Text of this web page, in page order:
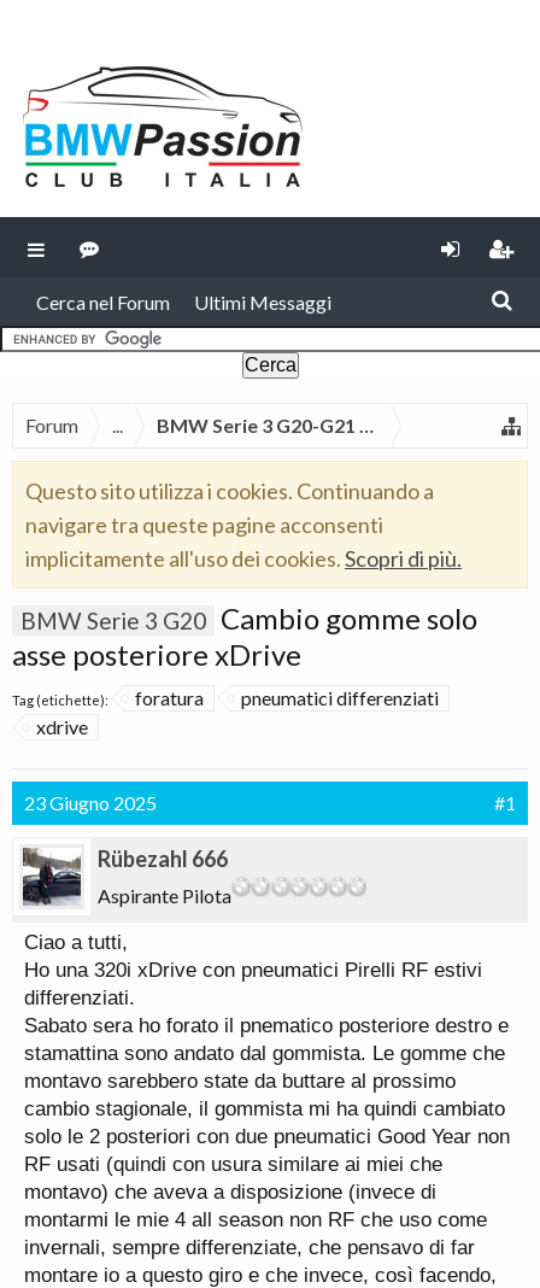
Cerca nel Forum Ultimi Messaggi
Forum ... BMW Serie 3 G20-G21 2019
Questo sito utilizza i cookies. Continuando a
navigare tra queste pagine acconsenti
implicitamente all'uso dei cookies.Scopri di più.
BMW Serie 3 G20 Cambio gomme solo
asse posteriore xDrive
Tag (etichette): foratura
pneumatici differenziati
xdrive
23 Giugno 2025 #1
Rübezahl 666
Aspirante Pilota
Ciao a tutti,
Ho una 320i xDrive con pneumatici Pirelli RF estivi
differenziati.
Sabato sera ho forato il pnematico posteriore destro e
stamattina sono andato dal gommista. Le gomme che
montavo sarebbero state da buttare al prossimo
cambio stagionale, il gommista mi ha quindi cambiato
solo le 2 posteriori con due pneumatici Good Year non
RF usati (quindi con usura similare ai miei che
montavo) che aveva a disposizione (invece di
montarmi le mie 4 all season non RF che uso come
invernali, sempre differenziate, che pensavo di far
montare io a questo giro e che invece, così facendo,